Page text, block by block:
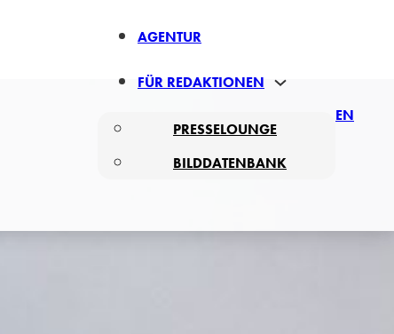
AGENTUR
FÜR REDAKTIONEN
PRESSELOUNGE
BILDDATENBANK
EN